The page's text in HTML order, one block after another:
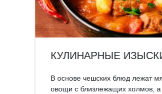
КУЛИНАРНЫЕ
В основе чешских блюд лежат
овощи с близлежащих холмов, а